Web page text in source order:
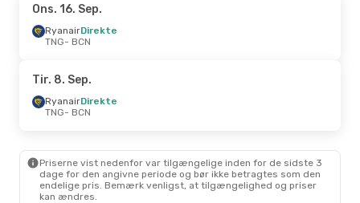
Søn. 27. Sep.- Man. 28. Sep.
RyanairDirekte
BCN - TNG
Ons. 16. Sep.
RyanairDirekte
TNG- BCN
Tir. 8. Sep.
RyanairDirekte
TNG- BCN
Priserne vist nedenfor var tilgængelige inden for de sidste 3
dage for den angivne periode og bør ikke betragtes som den
endelige pris. Bemærk venligst, at tilgængelighed og priser
kan ændres.